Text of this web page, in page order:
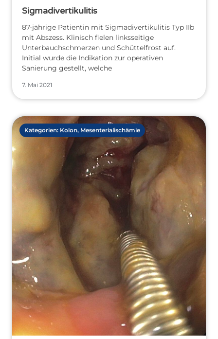
Sigmadivertikulitis
87-jährige Patientin mit Sigmadivertikulitis Typ IIb
mit Abszess. Klinisch fielen linksseitige
Unterbauchschmerzen und Schüttelfrost auf.
Initial wurde die Indikation zur operativen
Sanierung gestellt, welche
7. Mai 2021
Kategorien: Kolon, Mesenterialischämie